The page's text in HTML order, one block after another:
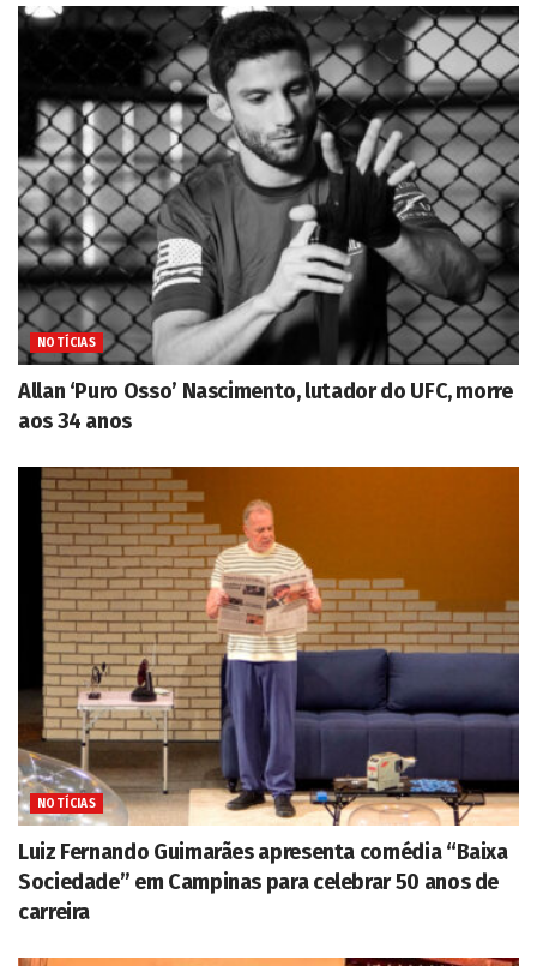
NOTÍCIAS
Allan ‘Puro Osso’ Nascimento, lutador do UFC, morre
aos 34 anos
NOTÍCIAS
Luiz Fernando Guimarães apresenta comédia “Baixa
Sociedade” em Campinas para celebrar 50 anos de
carreira